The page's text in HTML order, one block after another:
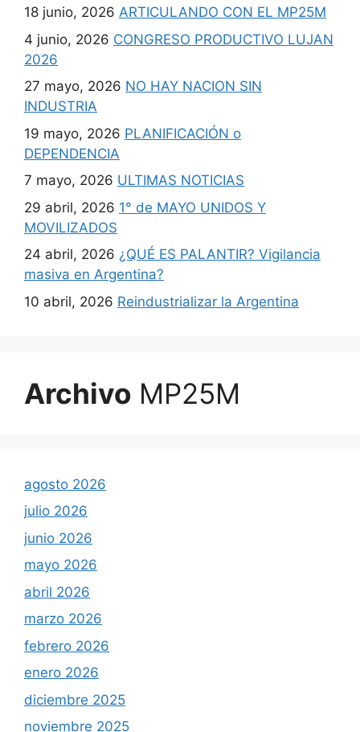
18 junio, 2026 ARTICULANDO CON EL MP25M
4 junio, 2026 CONGRESO PRODUCTIVO LUJAN
2026
27 mayo, 2026 NO HAY NACION SIN
INDUSTRIA
19 mayo, 2026 PLANIFICACIÓN o
DEPENDENCIA
7 mayo, 2026 ULTIMAS NOTICIAS
29 abril, 2026 1° de MAYO UNIDOS Y
MOVILIZADOS
24 abril, 2026 ¿QUÉ ES PALANTIR? Vigilancia
masiva en Argentina?
10 abril, 2026 Reindustrializar la Argentina
Archivo MP25M
agosto 2026
julio 2026
junio 2026
mayo 2026
abril 2026
marzo 2026
febrero 2026
enero 2026
diciembre 2025
noviembre 2025